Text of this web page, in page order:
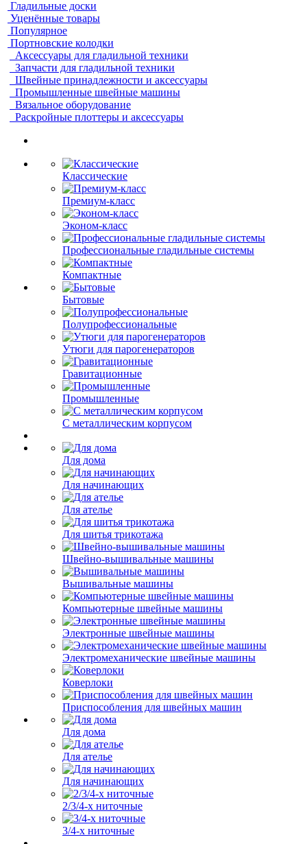
Гладильные доски
Уценённые товары
Популярное
Портновские колодки
Аксессуары для гладильной техники
Запчасти для гладильной техники
Швейные принадлежности и аксессуары
Промышленные швейные машины
Вязальное оборудование
Раскройные плоттеры и аксессуары
Классические
Премиум-класс
Эконом-класс
Профессиональные гладильные системы
Компактные
Бытовые
Полупрофессиональные
Утюги для парогенераторов
Гравитационные
Промышленные
С металлическим корпусом
Для дома
Для начинающих
Для ателье
Для шитья трикотажа
Швейно-вышивальные машины
Вышивальные машины
Компьютерные швейные машины
Электронные швейные машины
Электромеханические швейные машины
Коверлоки
Приспособления для швейных машин
Для дома
Для ателье
Для начинающих
2/3/4-х ниточные
3/4-х ниточные